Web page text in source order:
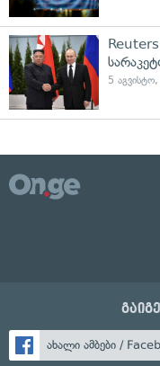
5
ახალი ამბები /